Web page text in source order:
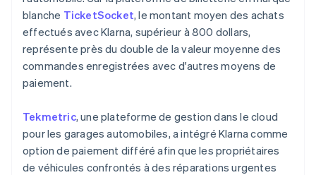
blanche TicketSocket, le montant moyen des achats
effectués avec Klarna, supérieur à 800 dollars,
représente près du double de la valeur moyenne des
commandes enregistrées avec d'autres moyens de
paiement.
Tekmetric, une plateforme de gestion dans le cloud
pour les garages automobiles, a intégré Klarna comme
option de paiement différé afin que les propriétaires
de véhicules confrontés à des réparations urgentes